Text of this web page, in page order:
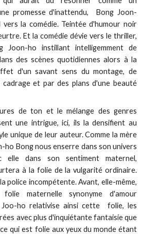
promesse d'inattendu, Bong Joon-
la comédie. Teintée d'humour noir
Et la comédie dévie vers le thriller,
Joon-ho instillant intelligemment de
des scènes quotidiennes alors à la
d'un savant sens du montage, de
cadrage et par des plans d'une beauté
de ton et le mélange des genres
une intrigue, ici, ils la densifient au
unique de leur auteur. Comme la mère
ho Bong nous enserre dans son univers
elle dans son sentiment maternel,
à la folie de la vulgarité ordinaire.
police incompétente. Avant, elle-même,
maternelle synonyme d'amour
ho relativise ainsi cette folie, les
avec plus d'inquiétante fantaisie que
qui est folie aux yeux du monde étant